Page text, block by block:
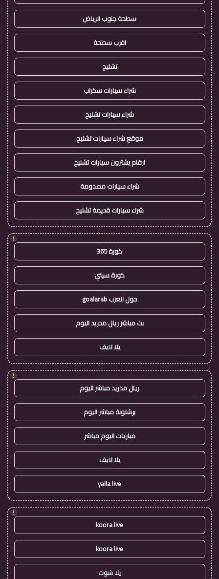
سطحة جنوب الرياض
اقرب سطحة
تشليح
شراء سيارات سكراب
شراء سيارات تشليح
موقع شراء سيارات تشليح
ارقام يشترون سيارات تشليح
شراء سيارات مصدومة
شراء سيارات قديمة تشليح
!
كورة 365
كورة سيتي
جول العرب goalarab
بث مباشر ريال مدريد اليوم
يلا لايف
!
ريال مدريد مباشر اليوم
برشلونة مباشر اليوم
مباريات اليوم مباشر
يلا لايف
yalla live
!
koora live
koora live
يلا شوت